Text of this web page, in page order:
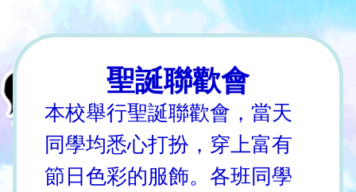
聖誕聯歡會
本校舉行聖誕聯歡會，當天
同學均悉心打扮，穿上富有
節日色彩的服飾。各班同學